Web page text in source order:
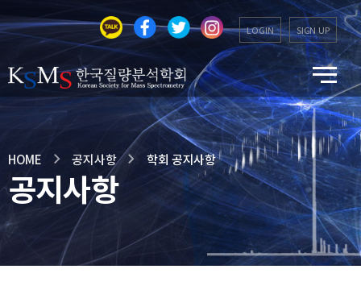
LOGIN SIGN UP
HOME 공지사항 학회 공지사항
공지사항